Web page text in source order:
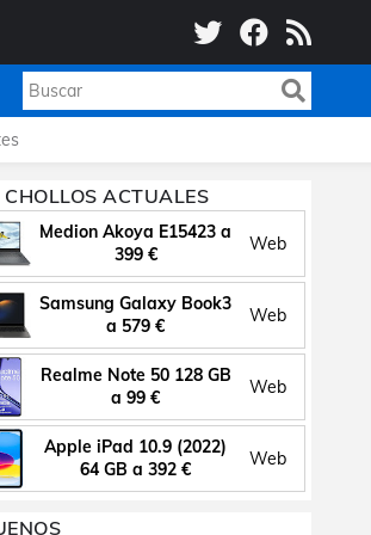
CHOLLOS ACTUALES
Medion Akoya E15423 a
399 €
Web
Samsung Galaxy Book3
a 579 €
Web
Realme Note 50 128 GB
a 99 €
Web
Apple iPad 10.9 (2022)
64 GB a 392 €
Web